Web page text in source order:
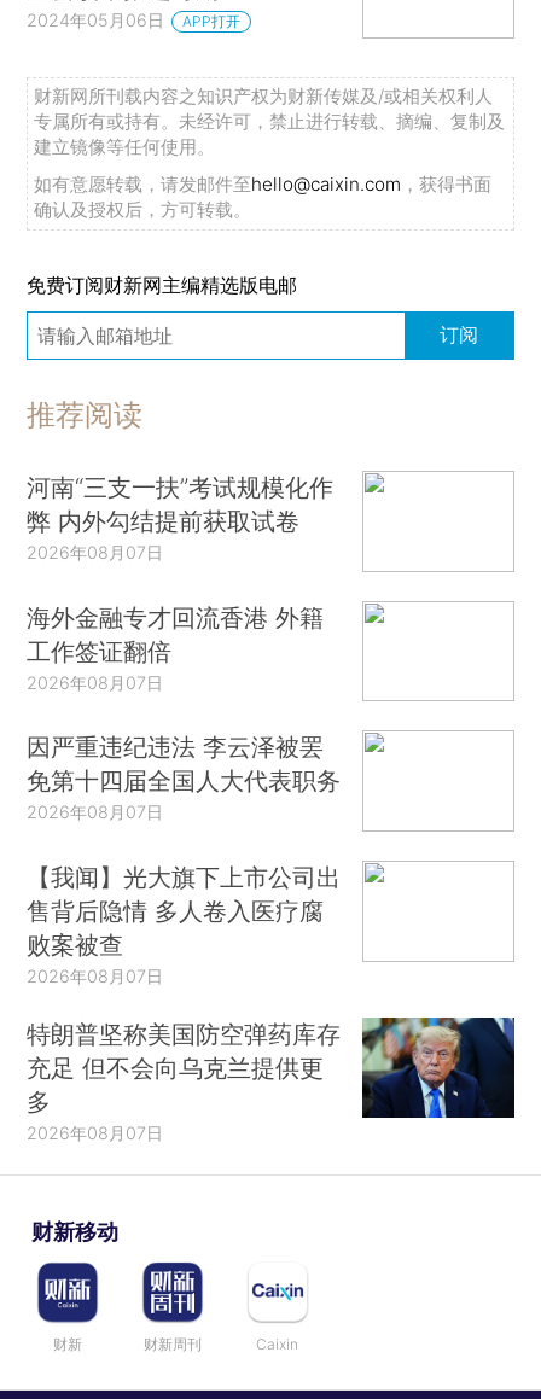
2024年05月06日 APP打开
财新网所刊载内容之知识产权为财新传媒及/或相关权利人
专属所有或持有。未经许可，禁止进行转载、摘编、复制及
建立镜像等任何使用。
如有意愿转载，请发邮件至hello@caixin.com ，获得书面
确认及授权后，方可转载。
免费订阅财新网主编精选版电邮
订阅
推荐阅读
河南“三支一扶”考试规模化作
弊 内外勾结提前获取试卷
2026年08月07日
海外金融专才回流香港 外籍
工作签证翻倍
2026年08月07日
因严重违纪违法 李云泽被罢
免第十四届全国人大代表职务
2026年08月07日
【我闻】光大旗下上市公司出
售背后隐情 多人卷入医疗腐
败案被查
2026年08月07日
特朗普坚称美国防空弹药库存
充足 但不会向乌克兰提供更
多
2026年08月07日
财新移动
财新 财新周刊 Caixin